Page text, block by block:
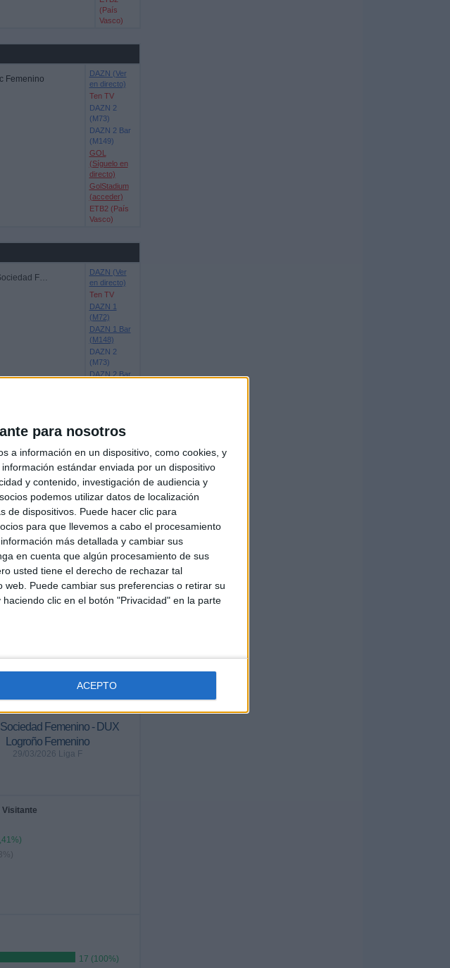
para nosotros
a información en un dispositivo, como cookies, y
estándar enviada por un dispositivo
y contenido, investigación de audiencia y
podemos utilizar datos de localización
de dispositivos. Puede hacer clic para
para que llevemos a cabo el procesamiento
más detallada y cambiar sus
en cuenta que algún procesamiento de sus
usted tiene el derecho de rechazar tal
Puede cambiar sus preferencias o retirar su
clic en el botón "Privacidad" en la parte
ACEPTO
(País
Vasco)
Femenino
DAZN (Ver
en directo)
Ten TV
DAZN 2
(M73)
DAZN 2 Bar
(M149)
GOL
(Síguelo en
directo)
GolStadium
(acceder)
ETB2 (País
Vasco)
Real Sociedad Femenino
DAZN (Ver
en directo)
Ten TV
DAZN 1
(M72)
DAZN 1 Bar
(M148)
DAZN 2
(M73)
DAZN 2 Bar
GolStadium
ETB2 (País
los partidos del canal
Femenino - DUX
Logroño Femenino
29/03/2026 Liga F
Visitante
17 (100%)